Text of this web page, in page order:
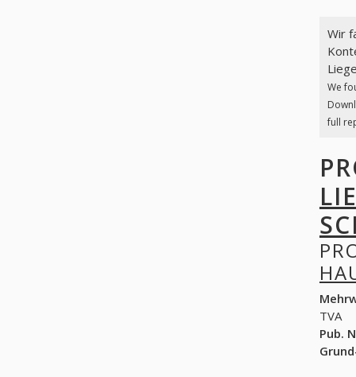
Wir
We
full
TVA
Pub.